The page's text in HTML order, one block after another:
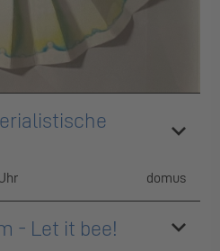
domus
- Let it bee!